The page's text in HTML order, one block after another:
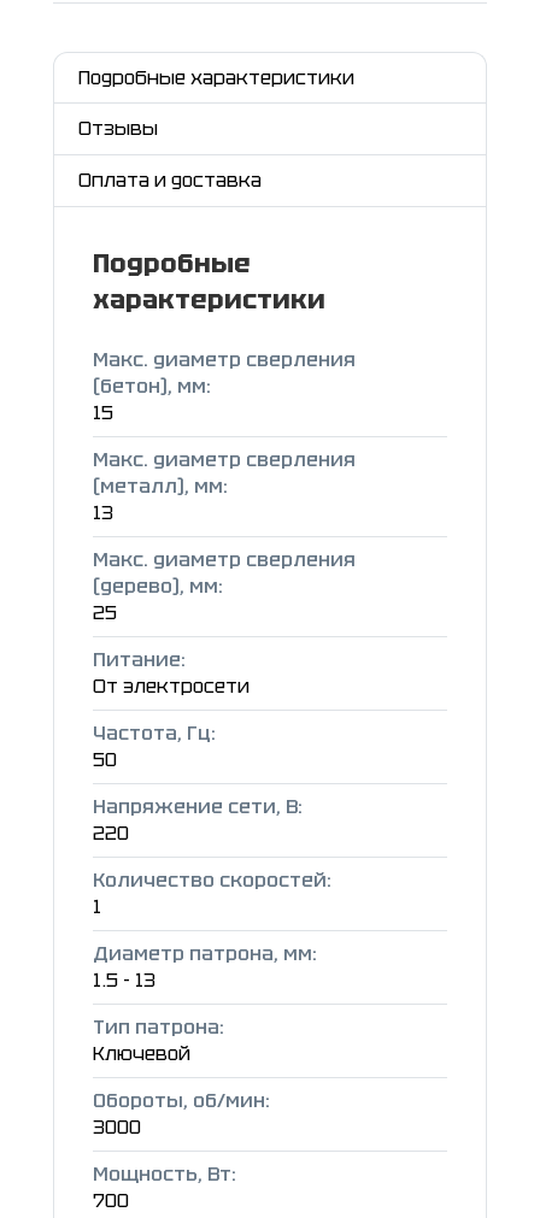
Подробные характеристики
Отзывы
Оплата и доставка
Подробные
характеристики
Макс. диаметр сверления
(бетон), мм:
15
Макс. диаметр сверления
(металл), мм:
13
Макс. диаметр сверления
(дерево), мм:
25
Питание:
От электросети
Частота, Гц:
50
Напряжение сети, В:
220
Количество скоростей:
1
Диаметр патрона, мм:
1.5 - 13
Тип патрона:
Ключевой
Обороты, об/мин:
3000
Мощность, Вт:
700